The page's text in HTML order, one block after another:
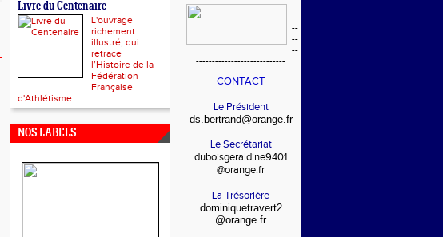
Livre du Centenaire
L'ouvrage
richement
illustré, qui
retrace
l’Histoire de la
Fédération
Française
d'Athlétisme.
NOS LABELS
--
--
--
----------------------------
CONTACT
Le Président
ds.bertrand@orange.fr
Le Secrétariat
duboisgeraldine9401
@orange.fr
La Trésorière
dominiquetravert2
@orange.fr